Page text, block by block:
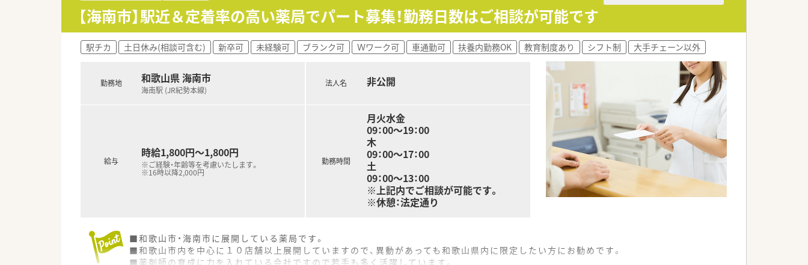
【海南市】駅近＆定着率の高い薬局でパート募集！勤務日数はご相談が可能です
駅チカ 土日休み(相談可含む) 新卒可 未経験可 ブランク可 Ｗワーク可 車通勤可 扶養内勤務OK 教育制度あり シフト制 大手チェーン以外
勤務地 和歌山県 海南市
海南駅 (JR紀勢本線)
給与
時給1,800円～1,800円
※ご経験・年齢等を考慮いたします。
※16時以降2,000円
法人名 非公開
勤務時間
月火水金
09：00～19：00
木
09：00～17：00
土
09：00～13：00
※上記内でご相談が可能です。
※休憩：法定通り
■和歌山市・海南市に展開している薬局です。
■和歌山市内を中心に１０店舗以上展開していますので、異動があっても和歌山県内に限定したい方にお勧めです。
■薬剤師の育成に力を入れている会社ですので若手も多く活躍しています。